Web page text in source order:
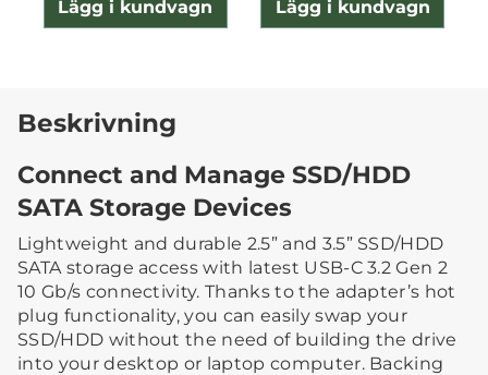
Lägg i kundvagn Lägg i kundvagn
Beskrivning
Connect and Manage SSD/HDD
SATA Storage Devices
Lightweight and durable 2.5” and 3.5” SSD/HDD
SATA storage access with latest USB-C 3.2 Gen 2
10 Gb/s connectivity. Thanks to the adapter’s hot
plug functionality, you can easily swap your
SSD/HDD without the need of building the drive
into your desktop or laptop computer. Backing